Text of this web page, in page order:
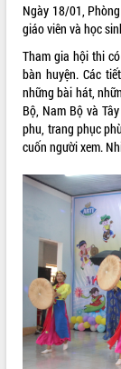
SỞ, BAN, NGÀNH
UBND CÁC XÃ, PHƯỜNG
THÔNG TIN CHỈ ĐẠO
HỆ THỐNG VĂN BẢN
VĂN BẢN HĐND TỈNH
ĐIỂM TIN VĂN BẢN
QUY HOẠCH - KẾ HOẠCH
Ngày 18/01,
giáo viên và học
Tham gia hội thi
bàn huyện. Các
những bài hát,
Bộ, Nam Bộ và
phu, trang phục
cuốn người xem.